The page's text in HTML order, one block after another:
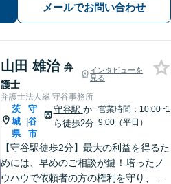
メールでお問い合わせ
山田 雄治 弁
護士
インタビューを
見る
弁護士法人翠 守谷事務所
茨
城
県
|
守
谷
市
守谷駅 か
ら徒歩2分
営業時間：10:00~1
9:00（平日）
【守谷駅徒歩2分】最大の利益を得るた
めには、早めのご相談が鍵！培ったノ
ウハウで依頼者の方の権利を守り、最